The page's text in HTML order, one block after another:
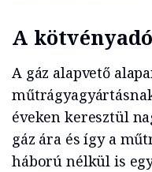
A
A gáz alapvető
éveken keresztül
gáz ára és így a
háború nélkül is